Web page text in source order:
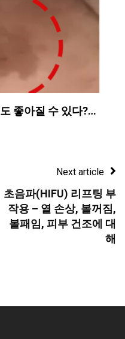
좋아질 수 있다?…
Next article
초음파(HIFU) 리프팅 부
작용 – 열 손상, 볼꺼짐,
볼패임, 피부 건조에 대
해